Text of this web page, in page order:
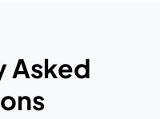
Asked